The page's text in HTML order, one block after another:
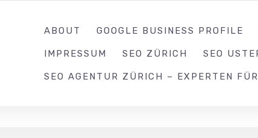
ABOUT GOOGLE BUSINESS PROFILE
IMPRESSUM SEO ZÜRICH SEO
SEO AGENTUR ZÜRICH – EXPERTEN